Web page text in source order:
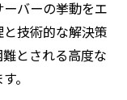
バーの挙動をエ
技術的な解決策
とされる高度な
。